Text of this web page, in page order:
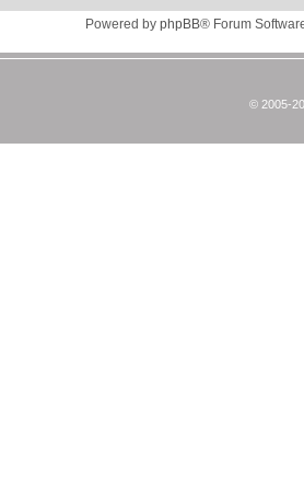
Powered by phpBB® Forum
© 2005-